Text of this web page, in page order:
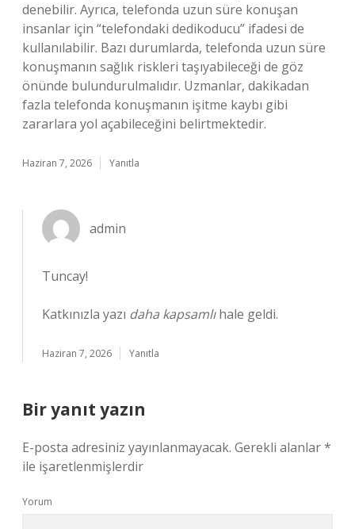
denebilir. Ayrıca, telefonda uzun süre konuşan
insanlar için “telefondaki dedikoducu” ifadesi de
kullanılabilir. Bazı durumlarda, telefonda uzun süre
konuşmanın sağlık riskleri taşıyabileceği de göz
önünde bulundurulmalıdır. Uzmanlar, dakikadan
fazla telefonda konuşmanın işitme kaybı gibi
zararlara yol açabileceğini belirtmektedir.
Haziran 7, 2026 Yanıtla
admin
Tuncay!
Katkınızla yazı daha kapsamlıhale geldi.
Haziran 7, 2026 Yanıtla
Bir yanıt yazın
E-posta adresiniz yayınlanmayacak. Gerekli alanlar*
ile işaretlenmişlerdir
Yorum